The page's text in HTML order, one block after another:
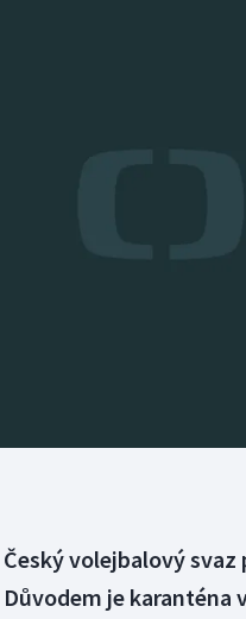
Český volejbalový
Důvodem je karanténa